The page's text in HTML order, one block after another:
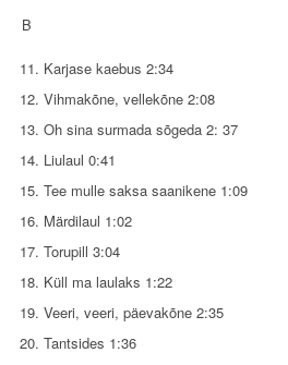
B
Karjase kaebus 2:34
Vihmakõne, vellekõne 2:08
Oh sina surmada sõgeda 2: 37
Liulaul 0:41
Tee mulle saksa saanikene 1:09
Märdilaul 1:02
Torupill 3:04
Küll ma laulaks 1:22
Veeri, veeri, päevakõne 2:35
Tantsides 1:36